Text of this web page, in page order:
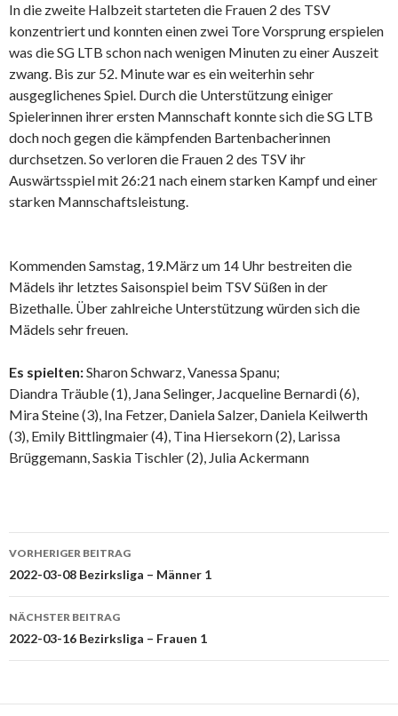
In die zweite Halbzeit starteten die Frauen 2 des TSV
konzentriert und konnten einen zwei Tore Vorsprung erspielen
was die SG LTB schon nach wenigen Minuten zu einer Auszeit
zwang. Bis zur 52. Minute war es ein weiterhin sehr
ausgeglichenes Spiel. Durch die Unterstützung einiger
Spielerinnen ihrer ersten Mannschaft konnte sich die SG LTB
doch noch gegen die kämpfenden Bartenbacherinnen
durchsetzen. So verloren die Frauen 2 des TSV ihr
Auswärtsspiel mit 26:21 nach einem starken Kampf und einer
starken Mannschaftsleistung.
Kommenden Samstag, 19.März um 14 Uhr bestreiten die
Mädels ihr letztes Saisonspiel beim TSV Süßen in der
Bizethalle. Über zahlreiche Unterstützung würden sich die
Mädels sehr freuen.
Es spielten:Sharon Schwarz, Vanessa Spanu;
Diandra Träuble (1), Jana Selinger, Jacqueline Bernardi (6),
Mira Steine (3), Ina Fetzer, Daniela Salzer, Daniela Keilwerth
(3), Emily Bittlingmaier (4), Tina Hiersekorn (2), Larissa
Brüggemann, Saskia Tischler (2), Julia Ackermann
Beitrags-
Navigation
VORHERIGER BEITRAG
2022-03-08 Bezirksliga – Männer 1
NÄCHSTER BEITRAG
2022-03-16 Bezirksliga – Frauen 1